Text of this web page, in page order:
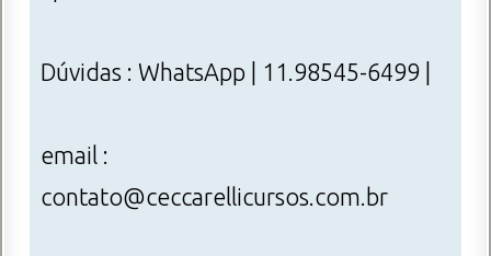
Dúvidas : WhatsApp | 11.98545-6499 |
email :
contato@ceccarellicursos.com.br